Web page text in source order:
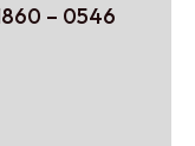
– 0546